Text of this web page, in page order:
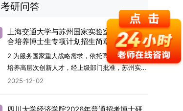
考研问答
上海交通大学与苏州国家实验室2026年联
合培养博士生专项计划招生简章
2 为服务国家重大战略需求，依托高水平科研平台
培养高层次创新人才，经上级部门批准，苏州实验
室（全称“苏州国家实验室”）与上海交通大学将于
2025-12-02